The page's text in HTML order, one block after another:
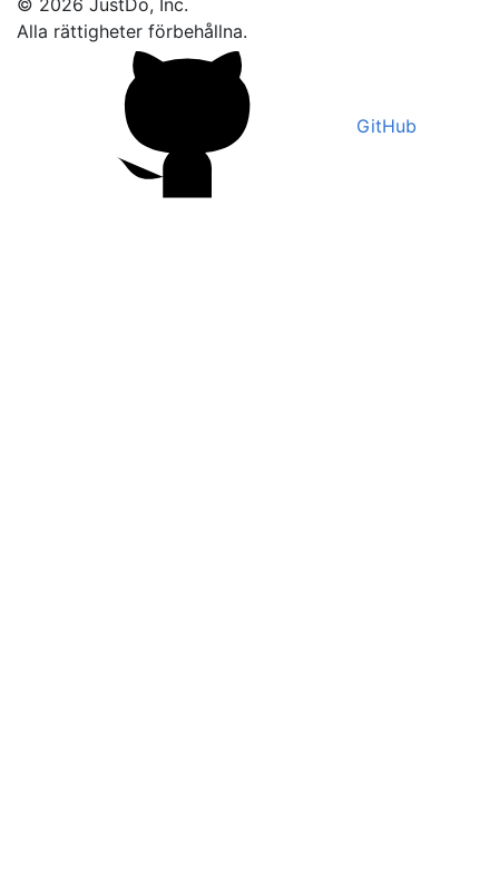
© 2026 JustDo, Inc.
Alla rättigheter förbehållna.
GitHub